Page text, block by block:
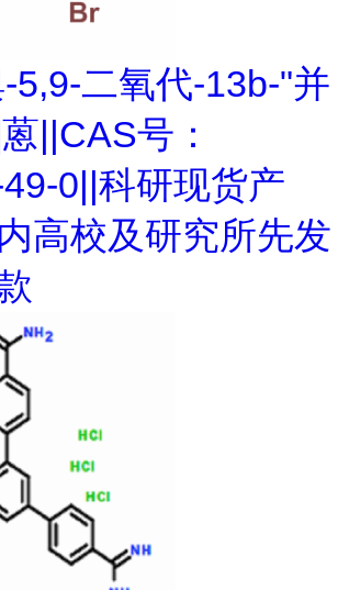
5,9-二氧代-13b-"并
||CAS号：
0||科研现货产
高校及研究所先发